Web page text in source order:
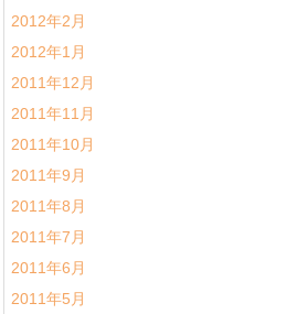
2012年2月
2012年1月
2011年12月
2011年11月
2011年10月
2011年9月
2011年8月
2011年7月
2011年6月
2011年5月